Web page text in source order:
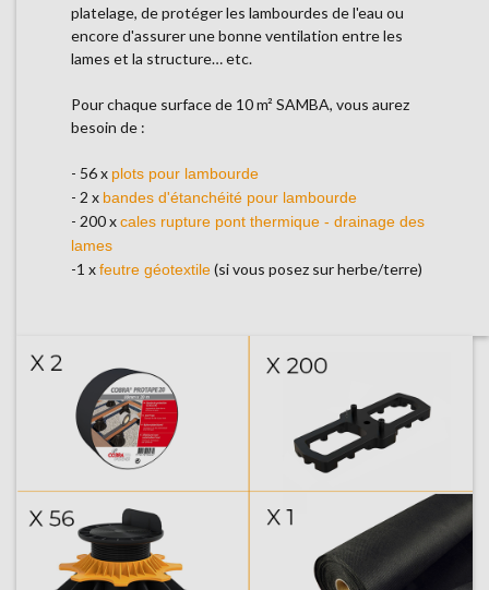
platelage, de protéger les lambourdes de l'eau ou
encore d'assurer une bonne ventilation entre les
lames et la structure… etc.
Pour chaque surface de 10 m² SAMBA, vous aurez
besoin de :
- 56 x plots pour lambourde
- 2 x bandes d'étanchéité pour lambourde
- 200 xcales rupture pont thermique - drainage des
lames
-1 xfeutre géotextile(si vous posez sur herbe/terre)